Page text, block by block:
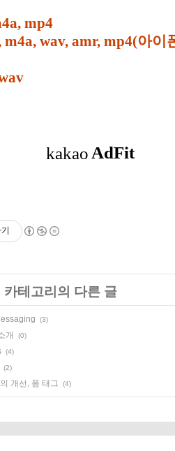
mp4
wav, amr, mp4(아이
카테고리의 다른 글
(3)
개 (0)
(4)
(2)
개선, 폼 태그 (4)